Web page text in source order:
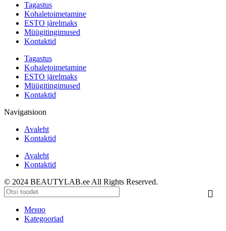
Tagastus
Kohaletoimetamine
ESTO järelmaks
Müügitingimused
Kontaktid
Tagastus
Kohaletoimetamine
ESTO järelmaks
Müügitingimused
Kontaktid
Navigatsioon
Avaleht
Kontaktid
Avaleht
Kontaktid
© 2024 BEAUTYLAB.ee All Rights Reserved.
Меню
Kategooriad